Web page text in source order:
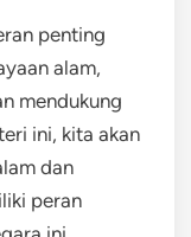
penting
alam,
mendukung
ini, kita akan
dan
peran